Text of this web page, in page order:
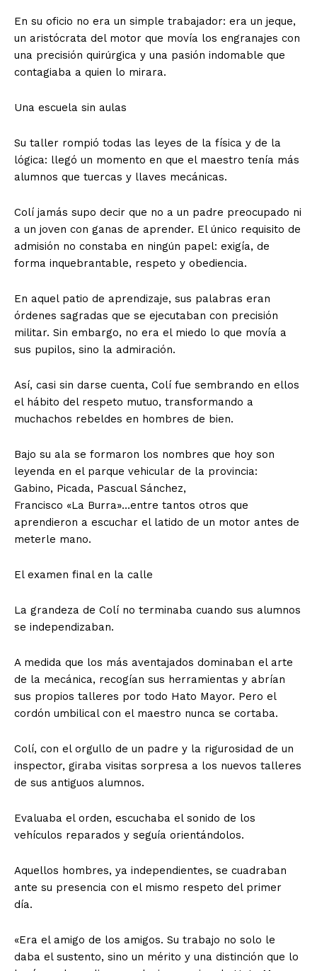
En su oficio no era un simple trabajador: era un jeque,
un aristócrata del motor que movía los engranajes con
una precisión quirúrgica y una pasión indomable que
contagiaba a quien lo mirara.
Una escuela sin aulas
Su taller rompió todas las leyes de la física y de la
lógica: llegó un momento en que el maestro tenía más
alumnos que tuercas y llaves mecánicas.
Colí jamás supo decir que no a un padre preocupado ni
a un joven con ganas de aprender. El único requisito de
admisión no constaba en ningún papel: exigía, de
forma inquebrantable, respeto y obediencia.
En aquel patio de aprendizaje, sus palabras eran
órdenes sagradas que se ejecutaban con precisión
militar. Sin embargo, no era el miedo lo que movía a
sus pupilos, sino la admiración.
Así, casi sin darse cuenta, Colí fue sembrando en ellos
el hábito del respeto mutuo, transformando a
muchachos rebeldes en hombres de bien.
Bajo su ala se formaron los nombres que hoy son
leyenda en el parque vehicular de la provincia:
Gabino, Picada, Pascual Sánchez,
Francisco «La Burra»…entre tantos otros que
aprendieron a escuchar el latido de un motor antes de
meterle mano.
El examen final en la calle
La grandeza de Colí no terminaba cuando sus alumnos
se independizaban.
A medida que los más aventajados dominaban el arte
de la mecánica, recogían sus herramientas y abrían
sus propios talleres por todo Hato Mayor. Pero el
cordón umbilical con el maestro nunca se cortaba.
Colí, con el orgullo de un padre y la rigurosidad de un
inspector, giraba visitas sorpresa a los nuevos talleres
de sus antiguos alumnos.
Evaluaba el orden, escuchaba el sonido de los
vehículos reparados y seguía orientándolos.
Aquellos hombres, ya independientes, se cuadraban
ante su presencia con el mismo respeto del primer
día.
«Era el amigo de los amigos. Su trabajo no solo le
daba el sustento, sino un mérito y una distinción que lo